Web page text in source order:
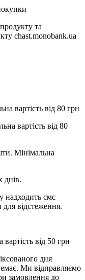
та
chast.monobank.ua
вартість від 80 грн
вартість від 80
Мінімальна
днів.
надходить смс
відстеження.
від 50 грн
дня
Ми відправляємо
замовлення до